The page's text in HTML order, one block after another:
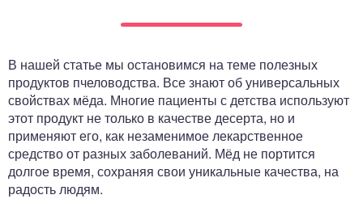
В нашей статье мы остановимся на теме полезных
продуктов пчеловодства. Все знают об универсальных
свойствах мёда. Многие пациенты с детства используют
этот продукт не только в качестве десерта, но и
применяют его, как незаменимое лекарственное
средство от разных заболеваний. Мёд не портится
долгое время, сохраняя свои уникальные качества, на
радость людям.